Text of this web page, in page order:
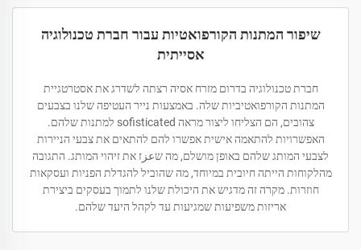
שיפור המתנות הקורפואטיות עבור חברת טכנולוגיה
אסייתית
חברת טכנולוגיה בדרום מזרח אסיה רצתה לשדרג את אסטרטגיית
המתנות הקורפואטיביות שלה. באמצעות נייר העטיפה שלנו בצבעים
צהובים, הם הצליחו ליצור מראה sofisticated למתנות שלהם.
האפשרויות להתאמה אישית אפשרו להם להתאים את צבעי הניירות
לצבעי המותג שלהם באופן מושלם, מה שعزז את זיהוי המותג. התגובה
מהלקוחות הייתה חיובית במיוחד, מה שהוביל להגדלת הפניות ועסקאות
חוזרות. מקרה זה מדגיש את היכולת שלנו לתמוך בעסקים ביצירת
אריזות משפיעות שמגיעות עד לקהל היעד שלהם.